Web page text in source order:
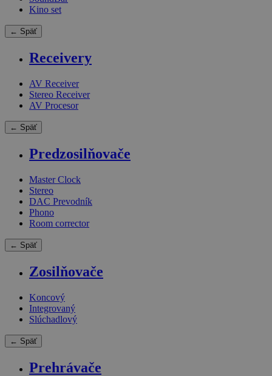
Kino set
← Späť
Receivery
AV Receiver
Stereo Receiver
AV Procesor
← Späť
Predzosilňovače
Master Clock
Stereo
DAC Prevodník
Phono
Room corrector
← Späť
Zosilňovače
Koncový
Integrovaný
Slúchadlový
← Späť
Prehrávače